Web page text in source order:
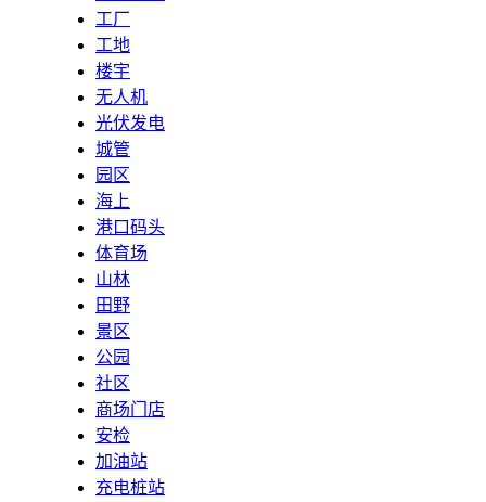
工厂
工地
楼宇
无人机
光伏发电
城管
园区
海上
港口码头
体育场
山林
田野
景区
公园
社区
商场门店
安检
加油站
充电桩站